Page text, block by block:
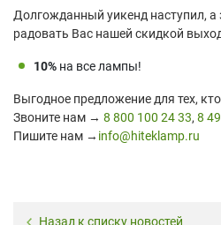
Долгожданный уикенд наступил,
радовать Вас нашей скидкой
10% на все лампы!
Выгодное предложение для тех,
Звоните нам → 8 800 100 24 33, 8
Пишите нам → info@hiteklamp.ru
Назад к списку новостей